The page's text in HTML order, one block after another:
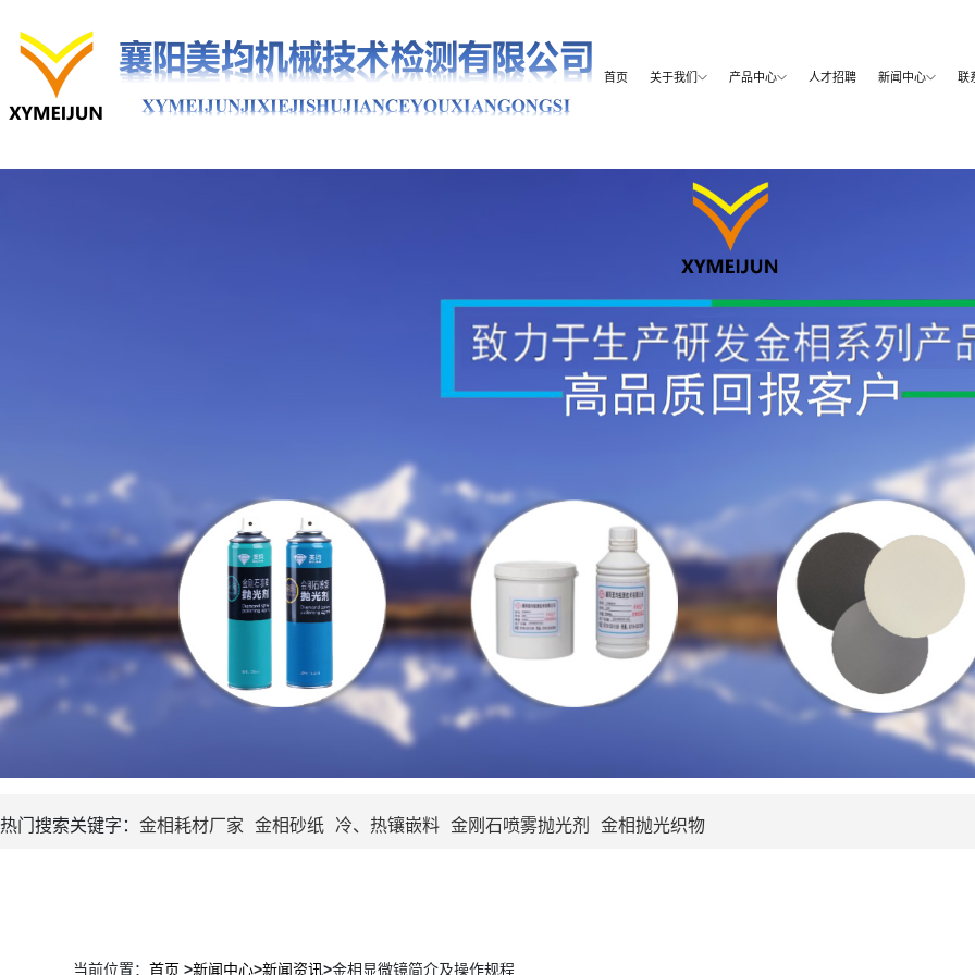
首页 关于我们 产品中心 人才招聘 新闻中心 联
热门搜索关键字： 金相耗材厂家 金相砂纸 冷、热镶嵌料 金刚石喷雾抛光剂 金相抛光织物
当前位置：首页 >新闻中心>新闻资讯>金相显微镜简介及操作规程